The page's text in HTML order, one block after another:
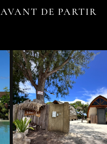
AVANT DE PARTIR